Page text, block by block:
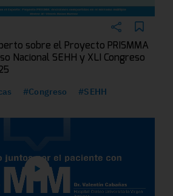
sobre el Proyecto PRISMMA
Nacional SEHH y XLI Congreso
#Congreso #SEHH